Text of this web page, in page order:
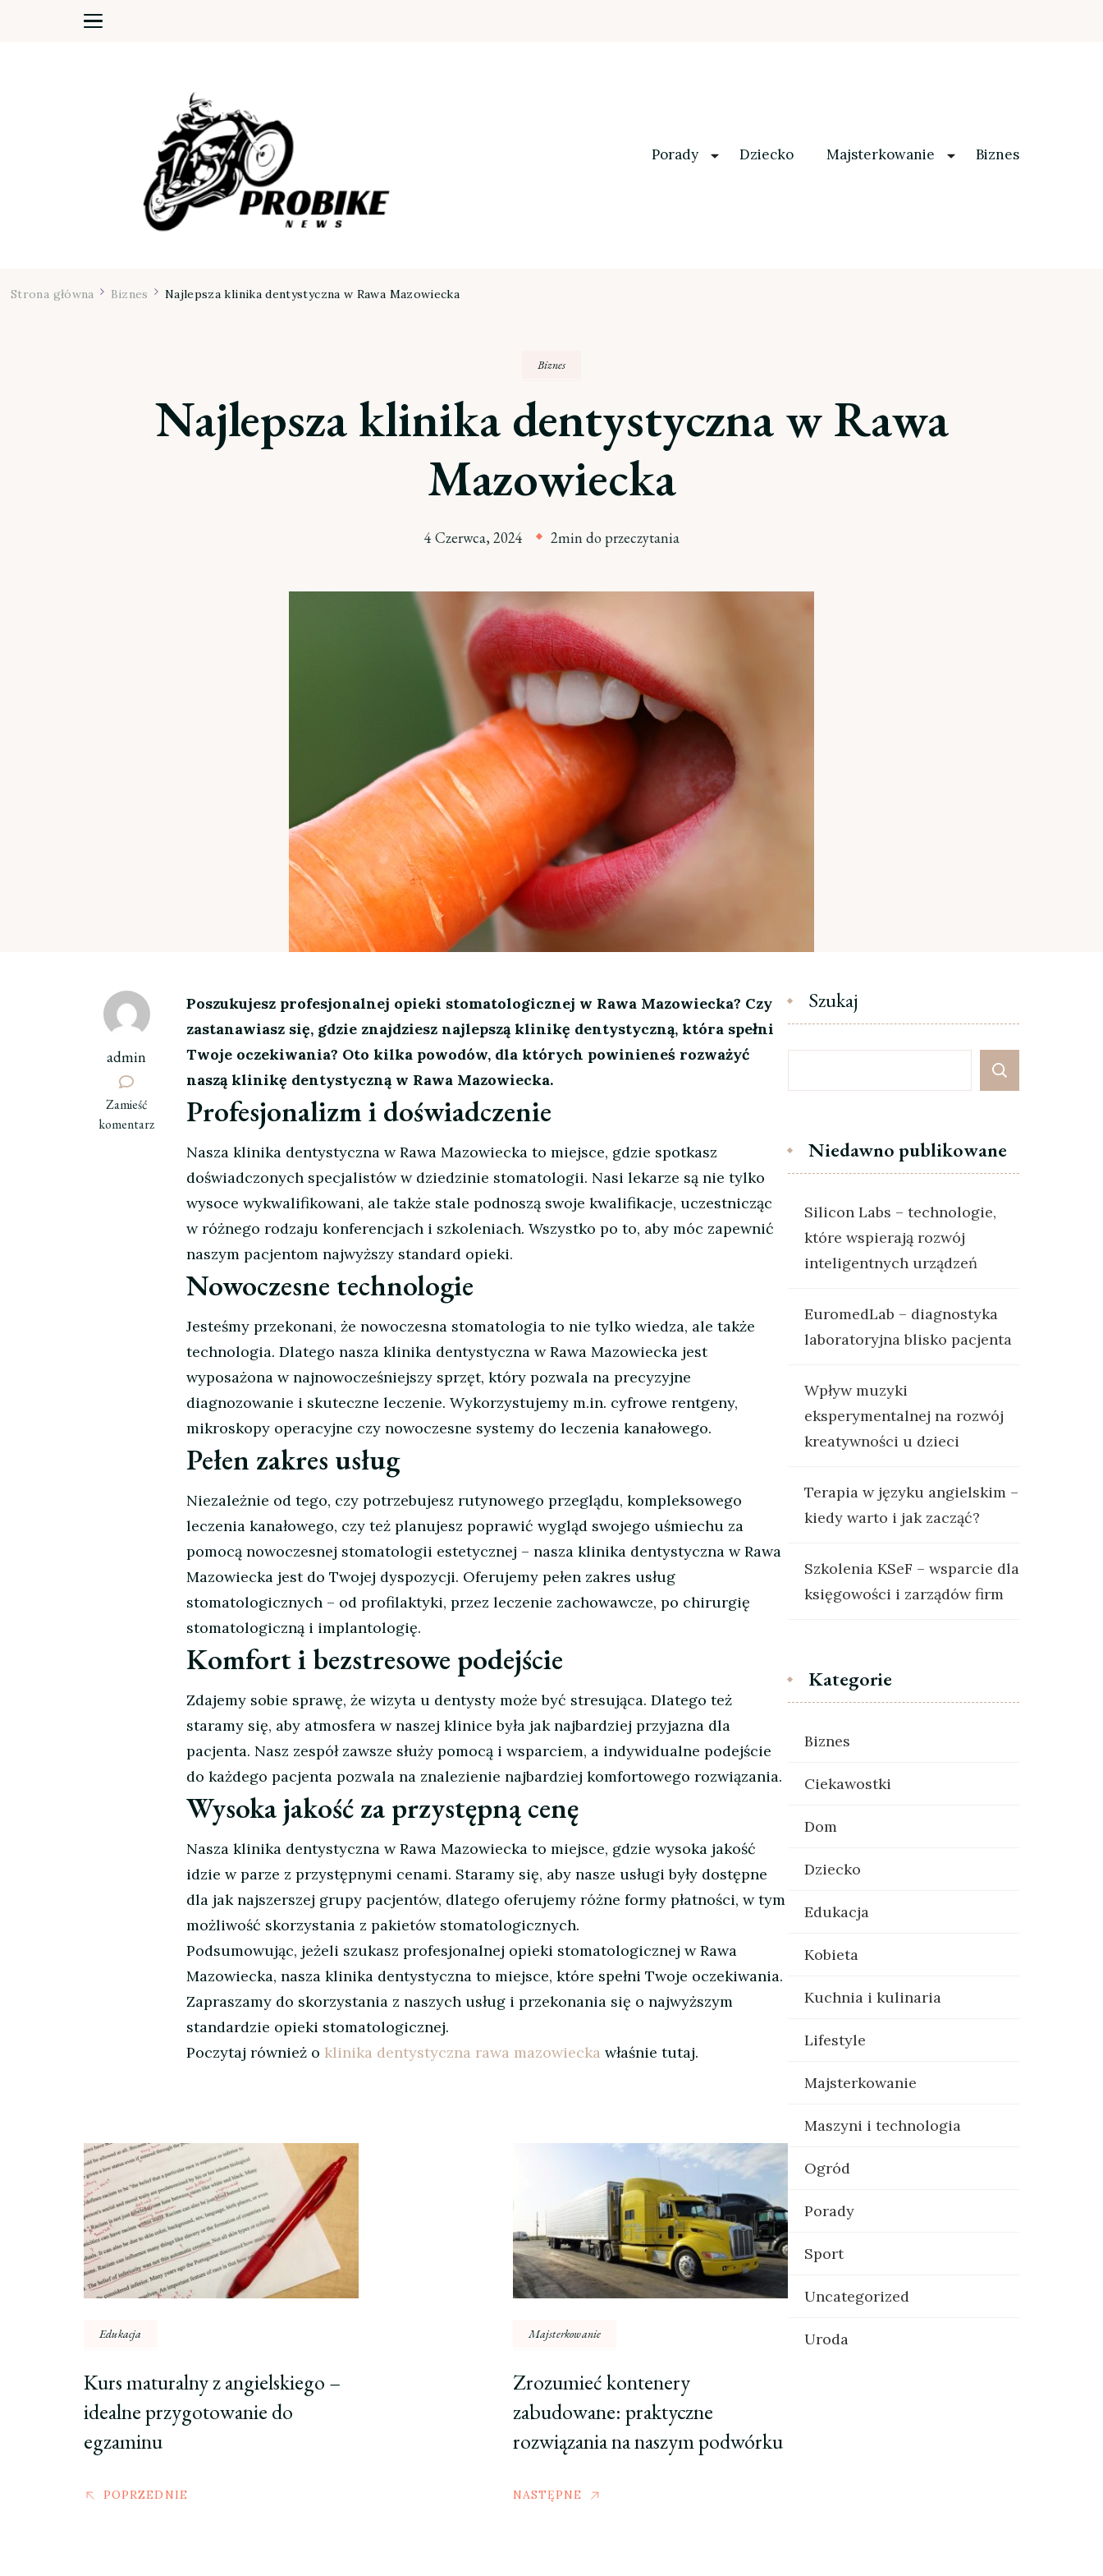
Porady Dziecko Majsterkowanie Biznes
Strona główna Biznes Najlepsza klinika dentystyczna w Rawa Mazowiecka
Biznes
Najlepsza klinika dentystyczna w Rawa
Mazowiecka
4 Czerwca, 2024 2min do przeczytania
admin
Zamieść
komentarz
we
wpisie
dentystyczna
Poszukujesz profesjonalnej opieki stomatologicznej w Rawa Mazowiecka? Czy
zastanawiasz się, gdzie znajdziesz najlepszą klinikę dentystyczną, która spełni
Twoje oczekiwania? Oto kilka powodów, dla których powinieneś rozważyć
naszą klinikę dentystyczną w Rawa Mazowiecka.
Profesjonalizm i doświadczenie
Nasza klinika dentystyczna w Rawa Mazowiecka to miejsce, gdzie spotkasz
doświadczonych specjalistów w dziedzinie stomatologii. Nasi lekarze są nie tylko
wysoce wykwalifikowani, ale także stale podnoszą swoje kwalifikacje, uczestnicząc
w różnego rodzaju konferencjach i szkoleniach. Wszystko po to, aby móc zapewnić
naszym pacjentom najwyższy standard opieki.
Nowoczesne technologie
Jesteśmy przekonani, że nowoczesna stomatologia to nie tylko wiedza, ale także
technologia. Dlatego nasza klinika dentystyczna w Rawa Mazowiecka jest
wyposażona w najnowocześniejszy sprzęt, który pozwala na precyzyjne
diagnozowanie i skuteczne leczenie. Wykorzystujemy m.in. cyfrowe rentgeny,
mikroskopy operacyjne czy nowoczesne systemy do leczenia kanałowego.
Pełen zakres usług
Niezależnie od tego, czy potrzebujesz rutynowego przeglądu, kompleksowego
leczenia kanałowego, czy też planujesz poprawić wygląd swojego uśmiechu za
pomocą nowoczesnej stomatologii estetycznej – nasza klinika dentystyczna w Rawa
Mazowiecka jest do Twojej dyspozycji. Oferujemy pełen zakres usług
stomatologicznych – od profilaktyki, przez leczenie zachowawcze, po chirurgię
stomatologiczną i implantologię.
Komfort i bezstresowe podejście
Zdajemy sobie sprawę, że wizyta u dentysty może być stresująca. Dlatego też
staramy się, aby atmosfera w naszej klinice była jak najbardziej przyjazna dla
pacjenta. Nasz zespół zawsze służy pomocą i wsparciem, a indywidualne podejście
do każdego pacjenta pozwala na znalezienie najbardziej komfortowego rozwiązania.
Wysoka jakość za przystępną cenę
Nasza klinika dentystyczna w Rawa Mazowiecka to miejsce, gdzie wysoka jakość
idzie w parze z przystępnymi cenami. Staramy się, aby nasze usługi były dostępne
dla jak najszerszej grupy pacjentów, dlatego oferujemy różne formy płatności, w tym
możliwość skorzystania z pakietów stomatologicznych.
Podsumowując, jeżeli szukasz profesjonalnej opieki stomatologicznej w Rawa
Mazowiecka, nasza klinika dentystyczna to miejsce, które spełni Twoje oczekiwania.
Zapraszamy do skorzystania z naszych usług i przekonania się o najwyższym
standardzie opieki stomatologicznej.
Poczytaj również o klinika dentystyczna rawa mazowiecka właśnie tutaj.
Nawigacja
wpisu
Edukacja
Kurs maturalny z angielskiego –
idealne przygotowanie do
egzaminu
POPRZEDNIE
Majsterkowanie
Zrozumieć kontenery
zabudowane: praktyczne
rozwiązania na naszym podwórku
NASTĘPNE
Szukaj
Niedawno publikowane
Silicon Labs – technologie,
które wspierają rozwój
inteligentnych urządzeń
EuromedLab – diagnostyka
laboratoryjna blisko pacjenta
Wpływ muzyki
eksperymentalnej na rozwój
kreatywności u dzieci
Terapia w języku angielskim –
kiedy warto i jak zacząć?
Szkolenia KSeF – wsparcie dla
księgowości i zarządów firm
Kategorie
Biznes
Ciekawostki
Dom
Dziecko
Edukacja
Kobieta
Kuchnia i kulinaria
Lifestyle
Majsterkowanie
Maszyni i technologia
Ogród
Porady
Sport
Uncategorized
Uroda